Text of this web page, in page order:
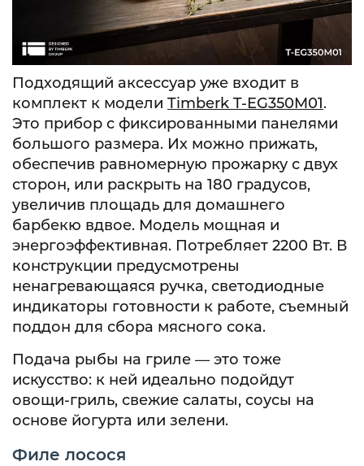
Подходящий аксессуар уже входит в
комплект к модели Timberk T-EG350M01.
Это прибор с фиксированными панелями
большого размера. Их можно прижать,
обеспечив равномерную прожарку с двух
сторон, или раскрыть на 180 градусов,
увеличив площадь для домашнего
барбекю вдвое. Модель мощная и
энергоэффективная. Потребляет 2200 Вт. В
конструкции предусмотрены
ненагревающаяся ручка, светодиодные
индикаторы готовности к работе, съемный
поддон для сбора мясного сока.
Подача рыбы на гриле — это тоже
искусство: к ней идеально подойдут
овощи-гриль, свежие салаты, соусы на
основе йогурта или зелени.
Филе лосося